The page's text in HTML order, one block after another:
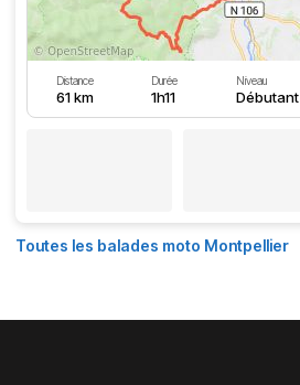
Distance
61 km
Durée
1h11
Niveau
Débutant
Toutes les balades moto Montpellier